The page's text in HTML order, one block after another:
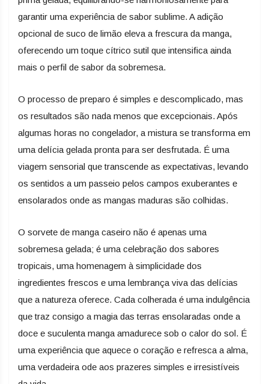
garantir uma experiência de sabor sublime. A adição
opcional de suco de limão eleva a frescura da manga,
oferecendo um toque cítrico sutil que intensifica ainda
mais o perfil de sabor da sobremesa.
O processo de preparo é simples e descomplicado, mas
os resultados são nada menos que excepcionais. Após
algumas horas no congelador, a mistura se transforma em
uma delícia gelada pronta para ser desfrutada. É uma
viagem sensorial que transcende as expectativas, levando
os sentidos a um passeio pelos campos exuberantes e
ensolarados onde as mangas maduras são colhidas.
O sorvete de manga caseiro não é apenas uma
sobremesa gelada; é uma celebração dos sabores
tropicais, uma homenagem à simplicidade dos
ingredientes frescos e uma lembrança viva das delícias
que a natureza oferece. Cada colherada é uma indulgência
que traz consigo a magia das terras ensolaradas onde a
doce e suculenta manga amadurece sob o calor do sol. É
uma experiência que aquece o coração e refresca a alma,
uma verdadeira ode aos prazeres simples e irresistíveis